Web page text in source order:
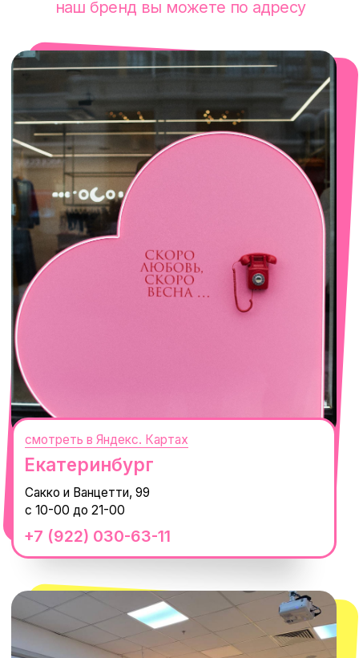
Сочи
Село Эстосадок, ТРЦ Горки Молл,
Горная Карусель, 3
+7 (919) 374-04-04
с 10-00 до 22-00
смотреть в Яндекс. Картах
+7 (932) 602-41-15
ТРК «Европолис Ростокино»
ул. Проспект Мира, 211 к2
смотреть в Яндекс.Картах
СЕКРЕТНЫЕ ПРОМОКОДЫ, ПРИГЛАШЕНИЯ
НА МЕРОПРИЯТИЯ И АНОНСЫ НОВИНОК
РАНЬШЕ ВСЕХ